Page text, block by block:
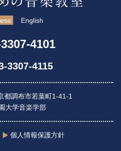
English
4101
3307-4115
都調布市若葉町1-41-1
大学音楽学部
個人情報保護方針